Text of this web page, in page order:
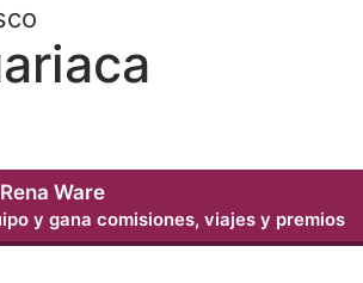
Ware
y gana comisiones, viajes y premios